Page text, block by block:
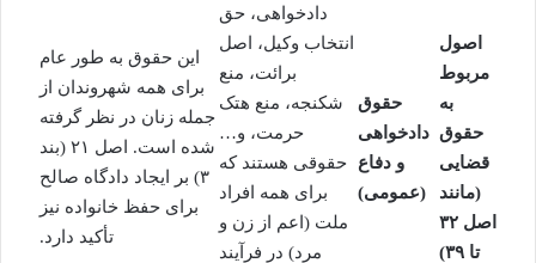
اصول
مربوط
به
حقوق
قضایی
(مانند
اصل ۳۲
تا ۳۹)
حقوق
دادخواهی
و دفاع
(عمومی)
دادخواهی، حق
انتخاب وکیل، اصل
برائت، منع
شکنجه، منع هتک
حرمت، و…
حقوقی هستند که
برای همه افراد
ملت (اعم از زن و
مرد) در فرآیند
این حقوق به طور عام
برای همه شهروندان از
جمله زنان در نظر گرفته
شده است. اصل ۲۱ (بند
۳) بر ایجاد دادگاه صالح
برای حفظ خانواده نیز
تأکید دارد.